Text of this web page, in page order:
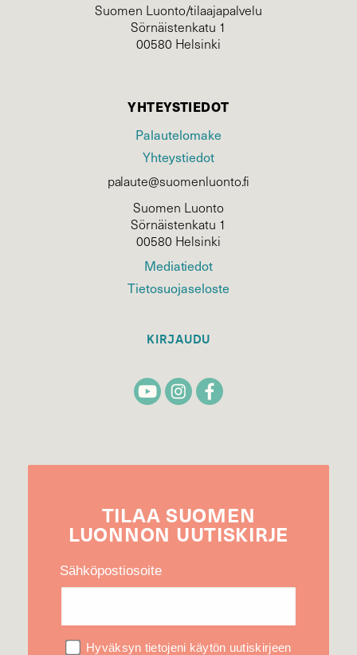
Suomen Luonto/tilaajapalvelu
Sörnäistenkatu 1
00580 Helsinki
YHTEYSTIEDOT
Palautelomake
Yhteystiedot
palaute@suomenluonto.fi
Suomen Luonto
Sörnäistenkatu 1
00580 Helsinki
Mediatiedot
Tietosuojaseloste
KIRJAUDU
TILAA SUOMEN
LUONNON UUTIS­KIRJE
Sähköpostiosoite
Hyväksyn tietojeni käytön uutiskirjeen